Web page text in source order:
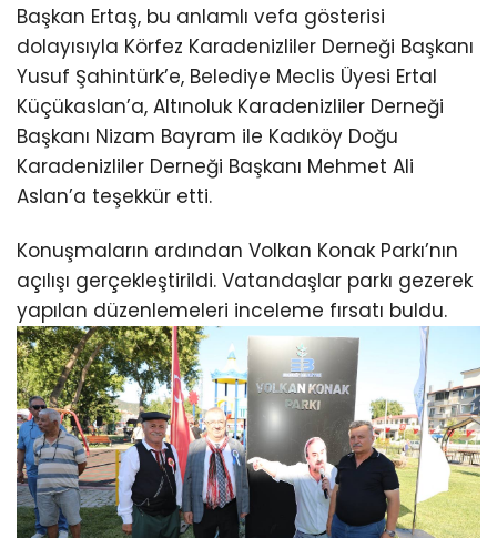
Başkan Ertaş, bu anlamlı vefa gösterisi
dolayısıyla Körfez Karadenizliler Derneği Başkanı
Yusuf Şahintürk’e, Belediye Meclis Üyesi Ertal
Küçükaslan’a, Altınoluk Karadenizliler Derneği
Başkanı Nizam Bayram ile Kadıköy Doğu
Karadenizliler Derneği Başkanı Mehmet Ali
Aslan’a teşekkür etti.
Konuşmaların ardından Volkan Konak Parkı’nın
açılışı gerçekleştirildi. Vatandaşlar parkı gezerek
yapılan düzenlemeleri inceleme fırsatı buldu.